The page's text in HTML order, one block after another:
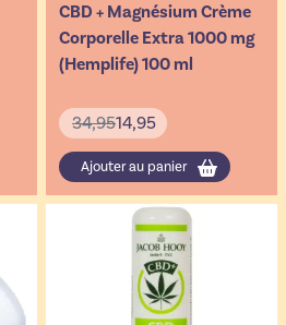
CBD + Magnésium Crème
Corporelle Extra 1000 mg
(Hemplife) 100 ml
14,95
34,95
Ajouter au panier